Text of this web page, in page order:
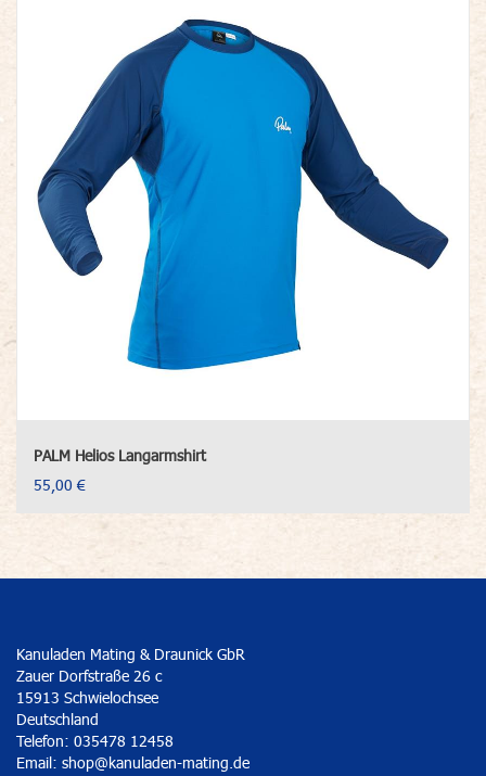
PALM Helios Langarmshirt
55,00 €
Kanuladen Mating & Draunick GbR
Zauer Dorfstraße 26 c
15913 Schwielochsee
Deutschland
Telefon: 035478 12458
Email: shop@kanuladen-mating.de